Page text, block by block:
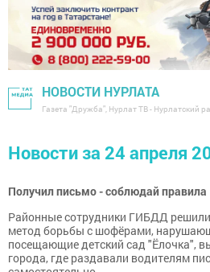
НОВОСТИ НУРЛАТА
Газета "Дружба", Нурлат ТВ - Нурлатский
Новости за 24 апреля
Получил письмо - соблюдай правила
Районные сотрудники ГИБДД
метод борьбы с шофёрами,
посещающие детский сад "Ёлочка",
города, где раздавали водителям